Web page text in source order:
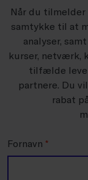
Når du tilmelder
samtykke til at
analyser,
kurser, netværk,
tilfælde
partnere. Du
rabat
Fornavn *